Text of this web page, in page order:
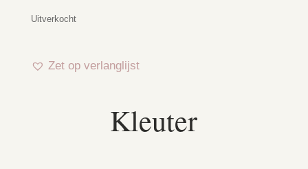
Uitverkocht
Zet op verlanglijst
Kleuter